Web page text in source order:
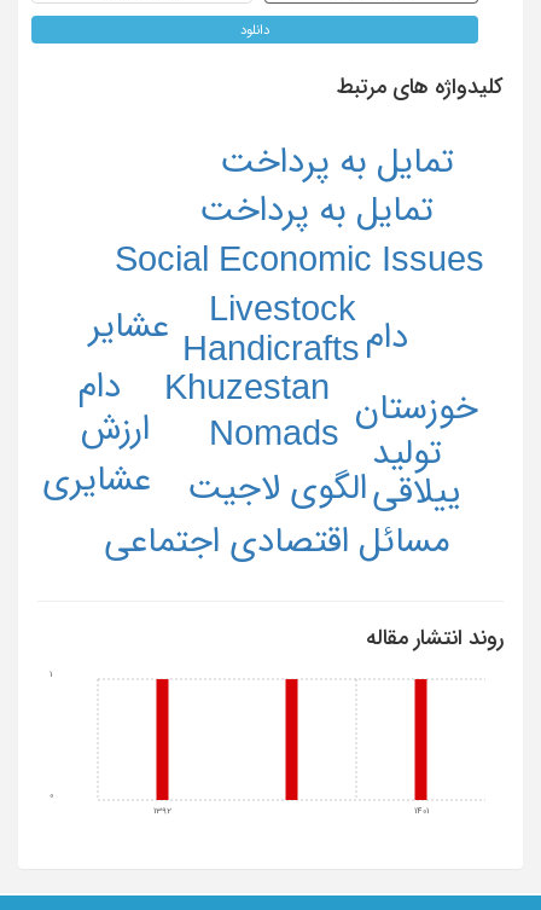
دانلود
کلیدواژه های مرتبط
Handicrafts
Khuzestan
Livestock
Nomads
Social Economic Issues
الگوی لاجیت
تمایل به پرداخت
خوزستان
دام عشایر
مسائل اقتصادی اجتماعی
ارزش
تمایل به پرداخت
تولید
دام
عشایری ییلاقی
روند انتشار مقاله
1392 1401
0
1